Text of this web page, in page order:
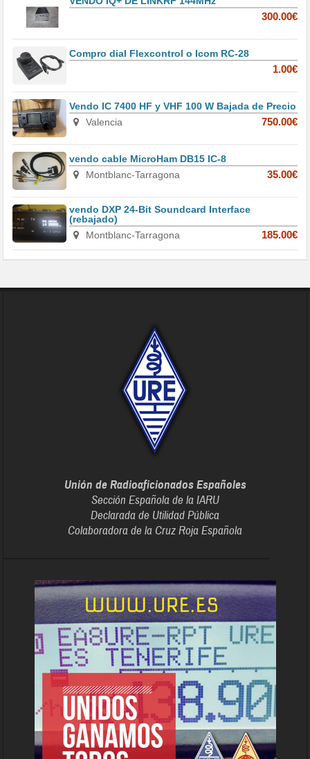
300.00€
Compro dial Flexcontrol o Icom RC-28
1.00€
Vendo IC 7400 HF y VHF 100 W Bajada de Precio
Valencia
750.00€
vendo cable MicroHam DB15 IC-8
Montblanc-Tarragona
35.00€
vendo DXP 24-Bit Soundcard Interface
(rebajado)
Montblanc-Tarragona
185.00€
Unión de Radioaficionados Españoles
Sección Española de la IARU
Declarada de Utilidad Pública
Colaboradora de la Cruz Roja Española